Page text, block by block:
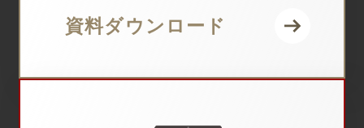
資料ダウンロード